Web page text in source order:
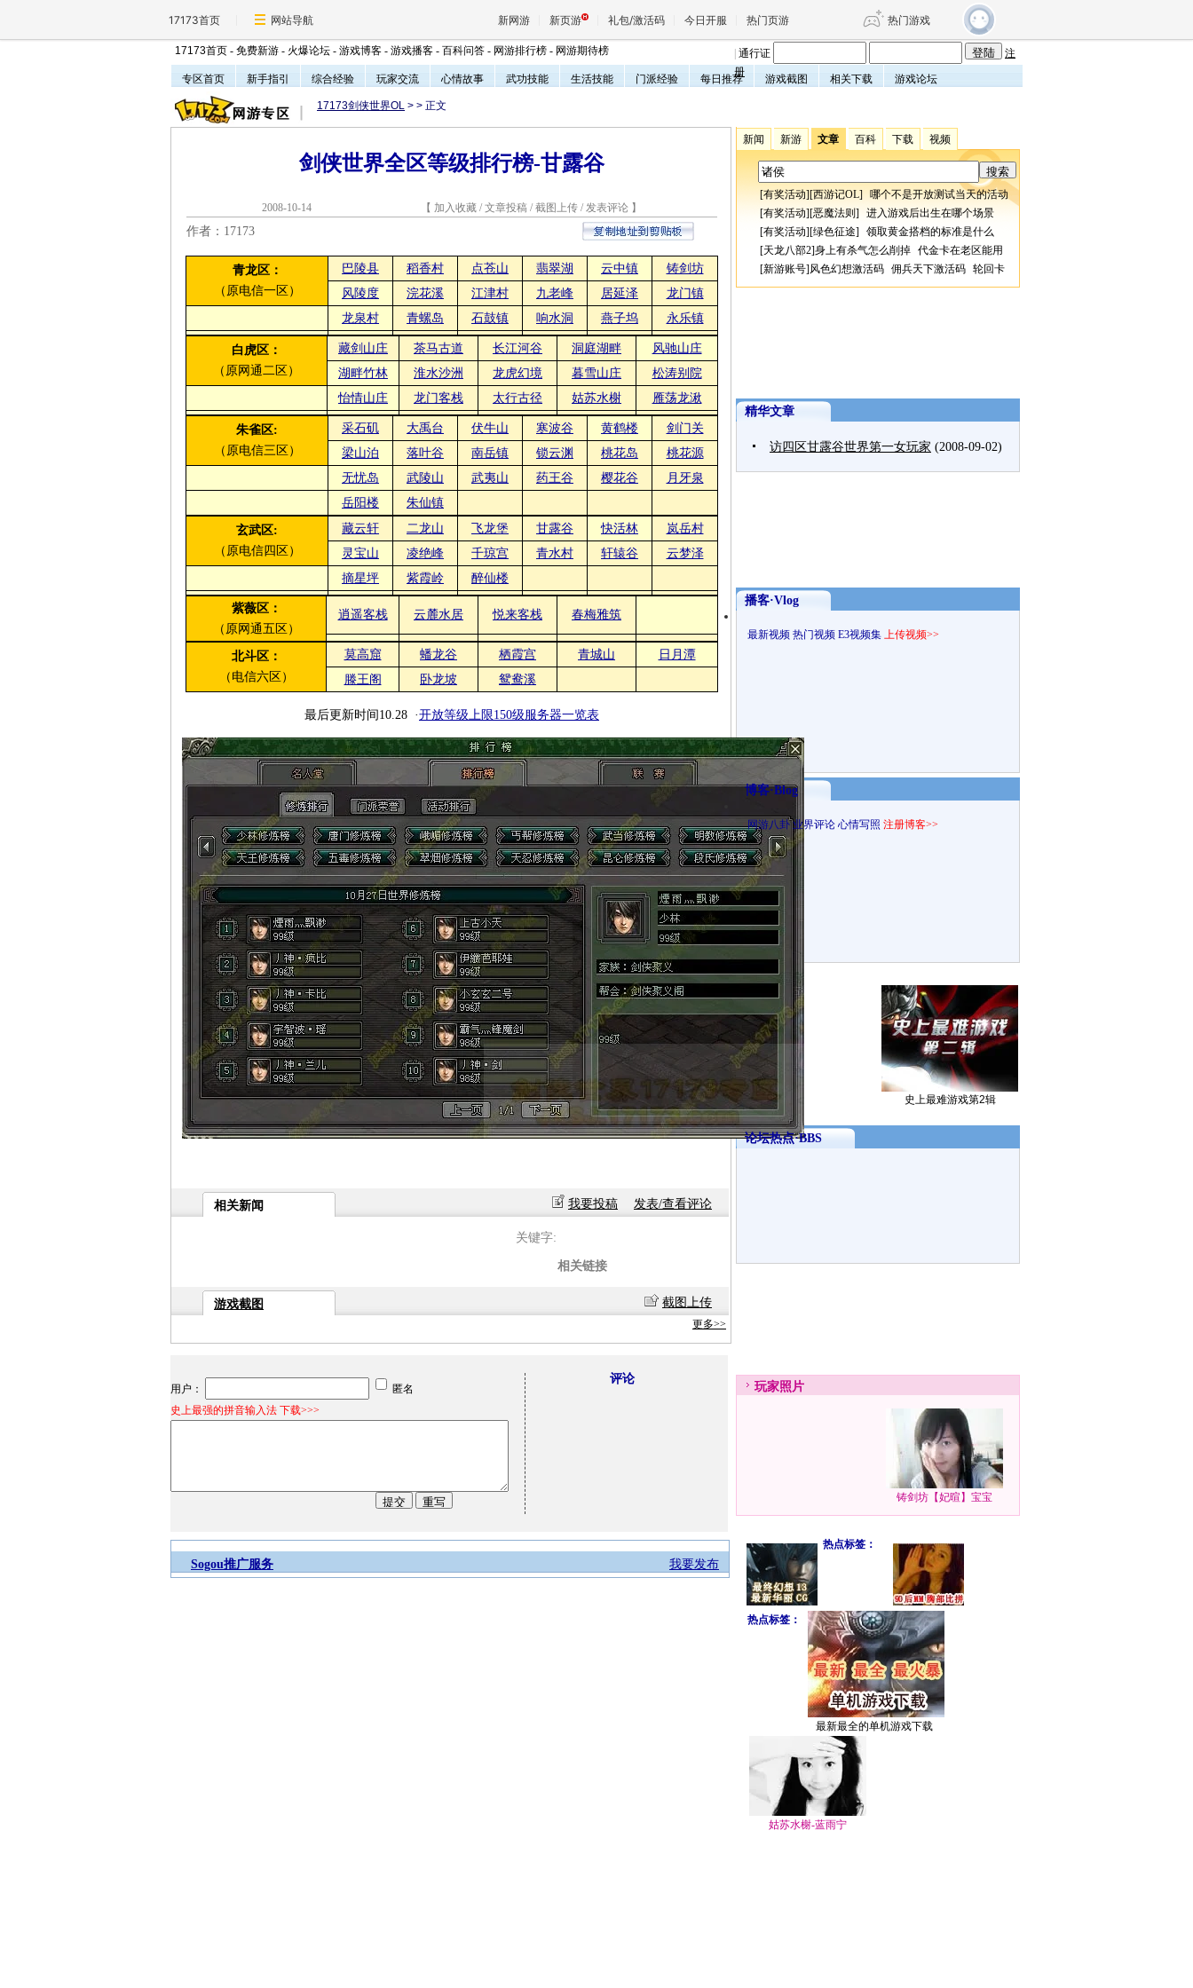
17173首页 网站导航 新网游 新页游 礼包/激活码 今日开服 热门页游 热门游戏
天堂 剑网3旗舰版 新天龙八部
王权与自由 诛仙世界 仙剑世界
17173首页 - 免费新游 - 火爆论坛 - 游戏博客 - 游戏播客 - 百科问答 - 网游排行榜 - 网游期待榜 通行证
注
册
专区首页 新手指引 综合经验 玩家交流 心情故事 武功技能 生活技能 门派经验 每日推荐 游戏截图 相关下载 游戏论坛
17173剑侠世界OL > > 正文
剑侠世界全区等级排行榜-甘露谷
2008-10-14 【 加入收藏 / 文章投稿 / 截图上传 / 发表评论 】
作者：17173
青龙区：
（原电信一区）
巴陵县 稻香村 点苍山 翡翠湖 云中镇
铸剑坊
风陵度
浣花溪 江津村 九老峰 居延泽
龙门镇
龙泉村
青螺岛 石鼓镇 响水洞 燕子坞 永乐镇
白虎区：
（原网通二区）
藏剑山庄 茶马古道 长江河谷 洞庭湖畔
风驰山庄
湖畔竹林
淮水沙洲 龙虎幻境 暮雪山庄
松涛别院
怡情山庄
龙门客栈 太行古径 姑苏水榭 雁荡龙湫
朱雀区:
（原电信三区）
采石矶 大禹台 伏牛山 寒波谷 黄鹤楼
剑门关
梁山泊
落叶谷 南岳镇 锁云渊 桃花岛
桃花源
无忧岛
武陵山 武夷山 药王谷 樱花谷
月牙泉
岳阳楼
朱仙镇
玄武区:
（原电信四区）
藏云轩 二龙山 飞龙堡 甘露谷 快活林
岚岳村
灵宝山
凌绝峰 千琼宫 青水村 轩辕谷
云梦泽
摘星坪
紫霞岭 醉仙楼
紫薇区：
（原网通五区）
逍遥客栈 云麓水居 悦来客栈 春梅雅筑
北斗区：
（电信六区）
莫高窟 蟠龙谷 栖霞宫 青城山
日月潭
滕王阁
卧龙坡 鸳鸯溪
最后更新时间10.28 ·开放等级上限150级服务器一览表
相关新闻 我要投稿 发表/查看评论
关键字:
相关链接
游戏截图 截图上传
更多>>
用户：
匿名
史上最强的拼音输入法 下载>>>
评论
我要发布
Sogou推广服务
新闻 新游 文章 百科 下载 视频
[有奖活动][西游记OL] 哪个不是开放测试当天的活动
[有奖活动][恶魔法则 ] 进入游戏后出生在哪个场景
[有奖活动][绿色征途] 领取黄金搭档的标准是什么
[天龙八部2]身上有杀气怎么削掉 代金卡在老区能用
[新游账号]风色幻想激活码 佣兵天下激活码 轮回卡
精华文章
访四区甘露谷世界第一女玩家 (2008-09-02)
播客·Vlog
热点标签：
最新视频 热门视频 E3视频集 上传视频>>
博客·Blog
热点标签：
网游八卦 业界评论 心情写照 注册博客>>
最新最全的单机游戏下载
史上最难游戏第2辑
论坛热点·BBS
玩家照片
姑苏水榭-蓝雨宁
铸剑坊【妃暄】宝宝